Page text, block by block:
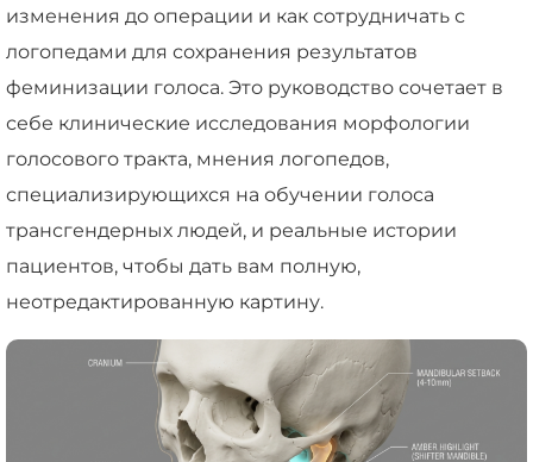
изменения до операции и как сотрудничать с
логопедами для сохранения результатов
феминизации голоса. Это руководство сочетает в
себе клинические исследования морфологии
голосового тракта, мнения логопедов,
специализирующихся на обучении голоса
трансгендерных людей, и реальные истории
пациентов, чтобы дать вам полную,
неотредактированную картину.